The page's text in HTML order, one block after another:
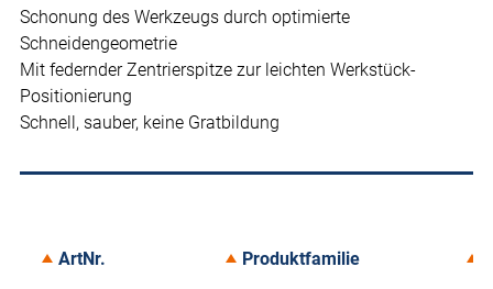
Schonung des Werkzeugs durch optimierte
Schneidengeometrie
Mit federnder Zentrierspitze zur leichten Werkstück-
Positionierung
Schnell, sauber, keine Gratbildung
ArtNr. Produktfamilie